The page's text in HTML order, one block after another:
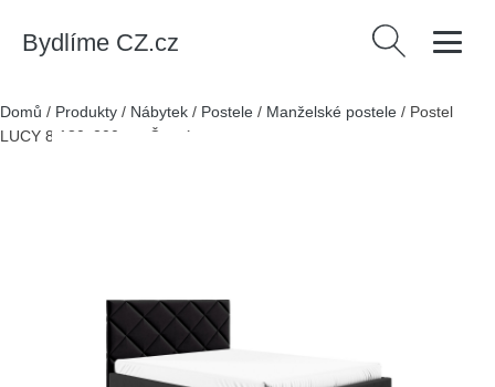
Bydlíme CZ.cz Vyhledávání
Domů / Produkty / Nábytek / Postele / Manželské postele / Postel
LUCY 8 180x200 cm Černá